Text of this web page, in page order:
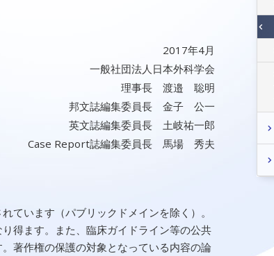
2017年4月
一般社団法人日本外科学会
理事長 渡邉 聡明
邦文誌編集委員長 金子 公一
英文誌編集委員長 土岐祐一郎
Case Report誌編集委員長 馬場 秀夫
ています（パブリックドメインを除く）。
得ます。また、臨床ガイドライン等の公共
著作権の保護の対象となっている内容の論